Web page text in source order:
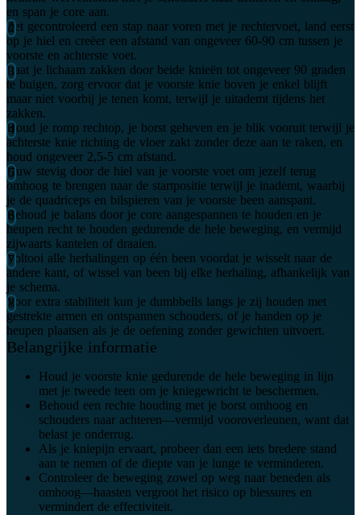
en span je core aan.
Zet gecontroleerd een stap naar voren met je rechtervoet, land eerst
op je hiel en creëer een afstand van ongeveer 60-90 cm tussen je
voorste en achterste voet.
Laat je lichaam zakken door beide knieën tot ongeveer 90 graden
te buigen, zorg ervoor dat je voorste knie boven je enkel blijft
maar niet voorbij je tenen komt, terwijl je uitademt tijdens het
zakken.
Houd je romp rechtop, je borst geheven en je blik vooruit terwijl je
achterste knie richting de vloer zakt zonder deze aan te raken, en
houd ongeveer 2,5-5 cm afstand.
Duw stevig door de hiel van je voorste voet om jezelf terug
omhoog te brengen naar de startpositie terwijl je inademt, waarbij
je de quadriceps en bilspieren van je voorste been aanspant.
Behoud je balans door je core aangespannen te houden en je
heupen recht te houden gedurende de hele beweging, en vermijd
zijwaarts kantelen of draaien.
Voltooi alle herhalingen op één been voordat je wisselt naar de
andere kant, of wissel van been bij elke herhaling, afhankelijk van
je schema.
Voor extra stabiliteit kun je dumbbells langs je zij houden met
gestrekte armen en ontspannen schouders, of je handen op je
heupen plaatsen als je de oefening zonder gewichten uitvoert.
Belangrijke informatie
Houd je voorste knie gedurende de hele beweging in lijn
met je tweede teen om je kniegewricht te beschermen.
Behoud een rechte houding met je borst omhoog en
schouders naar achteren—vermijd vooroverleunen, want dat
belast je onderrug.
Als je kniepijn ervaart, probeer dan een iets bredere stand
aan te nemen of de diepte van je lunge te verminderen.
Controleer de beweging zowel op weg naar beneden als
omhoog—haasten vergroot het risico op blessures en
vermindert de effectiviteit.